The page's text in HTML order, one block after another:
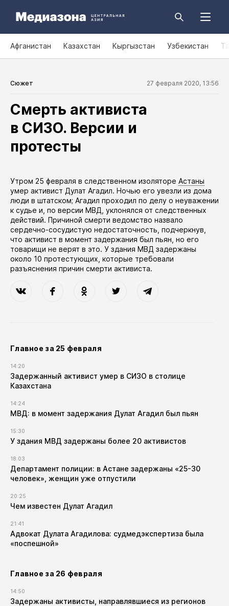
Афганистан Казахстан Кыргызстан Узбекистан
Сюжет 27 февраля 2020, 13:56
Смерть активиста
в СИЗО. Версии и
протесты
​Утром 25 февраля в следственном изоляторе Астаны
умер активист Дулат Агадил. Ночью его увезли из дома
люди в штатском; Агадил проходил по делу о неуважении
к судье и, по версии МВД, уклонялся от следственных
действий. Причиной смерти ведомство назвало
сердечно-сосудистую недостаточность, подчеркнув,
что активист в момент задержания был пьян, но его
товарищи не верят в это. У здания МВД задержаны
около 10 протестующих, которые требовали
разъяснения причин смерти активиста.
Главное за 25 февраля
14:20
Задержанный активист умер в СИЗО в столице
Казахстана
14:24
МВД: в момент задержания Дулат Агадил был пьян
15:30
У здания МВД задержаны более 20 активистов
18:03
Департамент полиции: в Астане задержаны «25-30
человек», женщин уже отпустили
20:25
Чем известен Дулат Агадил​
21:41
Адвокат Дулата Агадилова: судмедэкспертиза была
«поспешной»
Главное за 26 февраля
14:50
Задержаны активисты, направлявшиеся из регионов